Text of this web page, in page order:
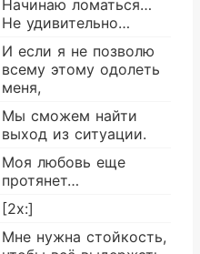
Начинаю ломаться…
Не удивительно…
И если я не позволю
всему этому одолеть
меня,
Мы сможем найти
выход из ситуации.
Моя любовь еще
протянет…
[2x:]
Мне нужна стойкость,